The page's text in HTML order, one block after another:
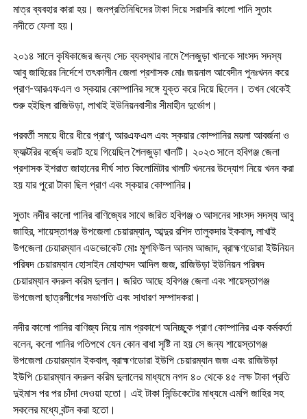
মাত্র ব্যবহার কারা হয়। জনপ্রতিনিধিদের টাকা দিয়ে সরাসরি কালো পানি সুতাং
নদীতে ফেলা হয়।
২০১৪ সালে কৃষিকাজের জন্য সেচ ব্যবস্থার নামে শৈলজুড়া খালকে সাংসদ সদস্য
আবু জাহিরের নির্দেশে তৎকালীন জেলা প্রশাসক মোঃ জয়নাল আবেদীন পুনঃখনন করে
প্রাণ-আরএফএল ও স্কয়ার কোম্পানির সঙ্গে যুক্ত করে দিয়ে ছিলেন। তখন থেকেই
শুরু হইছিল রাজিউড়া, লাখাই ইউনিয়নবাসীর সীমাহীন দুর্ভোগ।
পরবর্তী সময়ে ধীরে ধীরে প্রাণ, আরএফএল এবং স্কয়ার কোম্পানির ময়লা আবর্জনা ও
ফ্যাক্টরির বর্জ্যে ভরাট হয়ে গিয়েছিল শৈলজুড়া খালটি। ২০২৩ সালে হবিগঞ্জ জেলা
প্রশাসক ইশরাত জাহানের দীর্ঘ সাত কিলোমিটার খালটি খননের উদ্যোগ নিয়ে খনন করা
হয় যার পুরো টাকা ছিল প্রাণ এবং স্কয়ার কোম্পানির।
সুতাং নদীর কালো পানির বাণিজ্যের সাথে জরিত হবিগঞ্জ ৩ আসনের সাংসদ সদস্য আবু
জাহির, শায়েস্তাগঞ্জ উপজেলা চেয়ারম্যান, আব্দুর রশিদ তালুকদার ইকবাল, লাখাই
উপজেলা চেয়ারম্যান এডভোকেট মোঃ মুশফিউল আলম আজাদ, ব্রাহ্মণডোরা ইউনিয়ন
পরিষদ চেয়ারম্যান হোসাইন মোহাম্মদ আদিল জজ, রাজিউড়া ইউনিয়ন পরিষদ
চেয়ারম্যান বদরুল করিম দুলাল। জরিত আছে হবিগঞ্জ জেলা এবং শায়েস্তাগঞ্জ
উপজেলা ছাত্রলীগের সভাপতি এবং সাধারণ সম্পাদকরা।
নদীর কালো পানির বাণিজ্য নিয়ে নাম প্রকাশে অনিচ্ছুক প্রাণ কোম্পানির এক কর্মকর্তা
বলেন, কলো পানির গতিপথে যেন কোন বাধা সৃষ্টি না হয় সে জন্য শায়েস্তাগঞ্জ
উপজেলা চেয়ারম্যান ইকবাল, ব্রাহ্মণডোরা ইউপি চেয়ারম্যান জজ এবং রাজিউড়া
ইউপি চেয়ারম্যান বদরুল করিম দুলালের মাধ্যমে নগদ ৪০ থেকে ৪৫ লক্ষ টাকা প্রতি
দুইমাস পর পর চাঁদা দেওয়া হতো। এই টাকা সিন্ডিকেটের মাধ্যমে এমপি জাহির সহ
সকলের মধ্যে বন্টন করা হতো।